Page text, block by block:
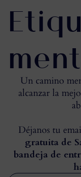
Un camino
alcanzar la
Déjanos tu
gratuita de
bandeja de